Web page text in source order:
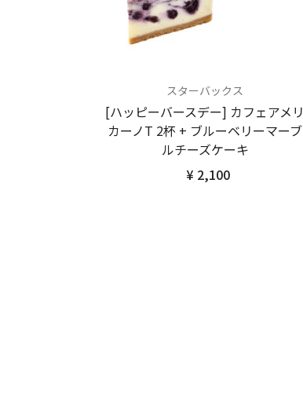
スターバックス
[ハッピーバースデー] カフェアメリ
カーノT 2杯 + ブルーベリーマーブ
ルチーズケーキ
¥ 2,100